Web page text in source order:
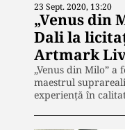
23 Sept. 2020, 13:20
„Venus din
Dali la
Artmark
„Venus din Milo”
maestrul
experiență în